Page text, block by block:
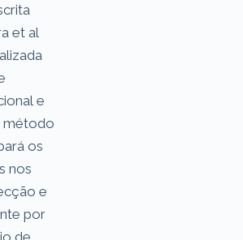
et al
e
método
os
nos
e
por
de